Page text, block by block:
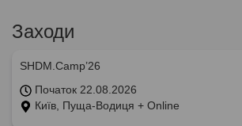
Заходи
SHDM.Camp’26
Початок 22.08.2026
Київ, Пуща-Водиця + Online